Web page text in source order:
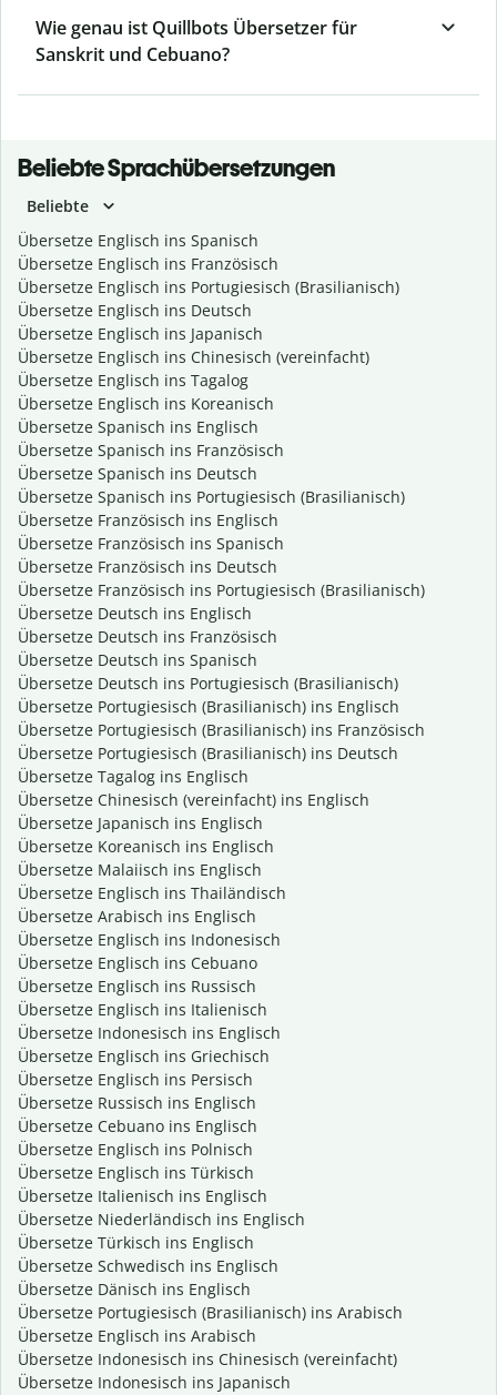
Wie genau ist Quillbots Übersetzer für
Sanskrit und Cebuano?
Beliebte Sprachübersetzungen
Beliebte
Übersetze Englisch ins Spanisch
Übersetze Englisch ins Französisch
Übersetze Englisch ins Portugiesisch (Brasilianisch)
Übersetze Englisch ins Deutsch
Übersetze Englisch ins Japanisch
Übersetze Englisch ins Chinesisch (vereinfacht)
Übersetze Englisch ins Tagalog
Übersetze Englisch ins Koreanisch
Übersetze Spanisch ins Englisch
Übersetze Spanisch ins Französisch
Übersetze Spanisch ins Deutsch
Übersetze Spanisch ins Portugiesisch (Brasilianisch)
Übersetze Französisch ins Englisch
Übersetze Französisch ins Spanisch
Übersetze Französisch ins Deutsch
Übersetze Französisch ins Portugiesisch (Brasilianisch)
Übersetze Deutsch ins Englisch
Übersetze Deutsch ins Französisch
Übersetze Deutsch ins Spanisch
Übersetze Deutsch ins Portugiesisch (Brasilianisch)
Übersetze Portugiesisch (Brasilianisch) ins Englisch
Übersetze Portugiesisch (Brasilianisch) ins Französisch
Übersetze Portugiesisch (Brasilianisch) ins Deutsch
Übersetze Tagalog ins Englisch
Übersetze Chinesisch (vereinfacht) ins Englisch
Übersetze Japanisch ins Englisch
Übersetze Koreanisch ins Englisch
Übersetze Malaiisch ins Englisch
Übersetze Englisch ins Thailändisch
Übersetze Arabisch ins Englisch
Übersetze Englisch ins Indonesisch
Übersetze Englisch ins Cebuano
Übersetze Englisch ins Russisch
Übersetze Englisch ins Italienisch
Übersetze Indonesisch ins Englisch
Übersetze Englisch ins Griechisch
Übersetze Englisch ins Persisch
Übersetze Russisch ins Englisch
Übersetze Cebuano ins Englisch
Übersetze Englisch ins Polnisch
Übersetze Englisch ins Türkisch
Übersetze Italienisch ins Englisch
Übersetze Niederländisch ins Englisch
Übersetze Türkisch ins Englisch
Übersetze Schwedisch ins Englisch
Übersetze Dänisch ins Englisch
Übersetze Portugiesisch (Brasilianisch) ins Arabisch
Übersetze Englisch ins Arabisch
Übersetze Indonesisch ins Chinesisch (vereinfacht)
Übersetze Indonesisch ins Japanisch